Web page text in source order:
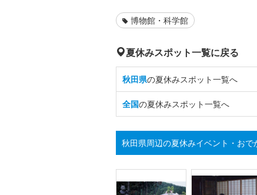
博物館・科学館
夏休みスポット一覧に戻る
秋田県の夏休みスポット一覧へ
全国の夏休みスポット一覧へ
秋田県周辺の夏休みイベント・おで